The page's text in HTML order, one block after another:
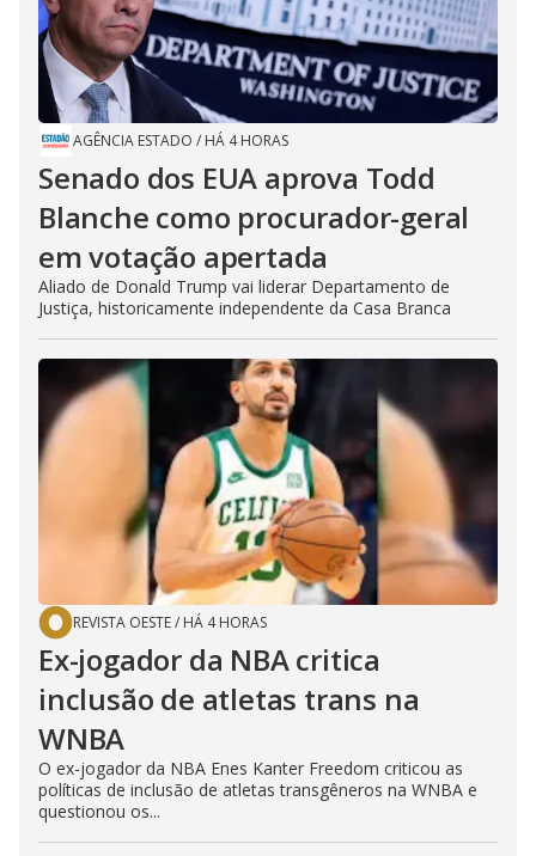
AGÊNCIA ESTADO / HÁ 4 HORAS
Senado dos EUA aprova Todd
Blanche como procurador-geral
em votação apertada
Aliado de Donald Trump vai liderar Departamento de
Justiça, historicamente independente da Casa Branca
REVISTA OESTE/ HÁ 4 HORAS
Ex-jogador da NBA critica
inclusão de atletas trans na
WNBA
O ex-jogador da NBA Enes Kanter Freedom criticou as
políticas de inclusão de atletas transgêneros na WNBA e
questionou os...